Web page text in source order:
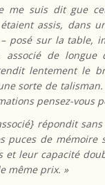
me suis dit gue
assis, dans
posé sur la table,
associé de
lentement le
sorte de
pensez-vous
répondit
puces de
et leur capacité
même prix. »